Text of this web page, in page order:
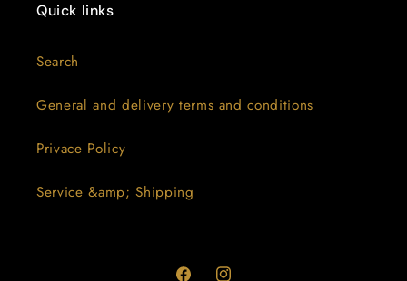
Quick links
Search
General and delivery terms and conditions
Privace Policy
Service &amp; Shipping